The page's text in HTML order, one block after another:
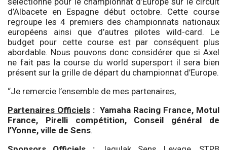
d’Albacete en Espagne début octobre. Cette course
regroupe les 4 premiers des championnats nationaux
européens ainsi que d’autres pilotes wild-card. Le
budget pour cette course est par conséquent plus
abordable. Nous pouvons donc considérer que si Axel
ne fait pas la course du world supersport il sera bien
présent sur la grille de départ du championnat d’Europe.
“Je remercie l’ensemble de mes partenaires,
Partenaires Officiels : Yamaha Racing France, Motul
France, Pirelli compétition, Conseil général de
l’Yonne, ville de Sens.